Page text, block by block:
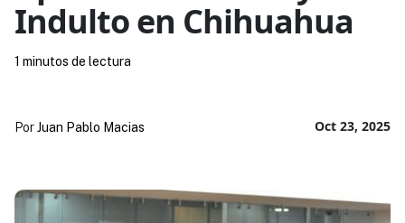
Indulto en Chihuahua
Oct 23, 2025
PorJuan Pablo Macias
1 minutos de lectura